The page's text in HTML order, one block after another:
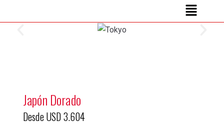
Japón Dorado
Desde USD 3.604